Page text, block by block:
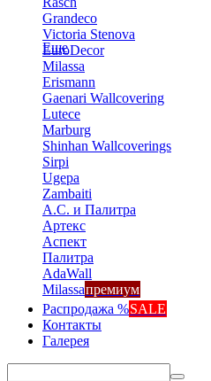
Grandeco
Victoria Stenova
EuroDecor
Milassa
Erismann
Gaenari Wallcovering
Lutece
Marburg
Shinhan Wallcoverings
Sirpi
Ugepa
Zambaiti
А.С. и Палитра
Артекс
Аспект
Палитра
AdaWall
Milassaпремиум
Еще
Распродажа %SALE
Контакты
Галерея